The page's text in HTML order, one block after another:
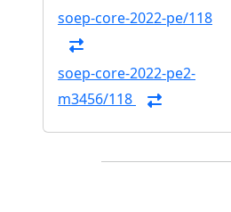
soep-core-2022-pe/118
soep-core-2022-pe2-
m3456/118